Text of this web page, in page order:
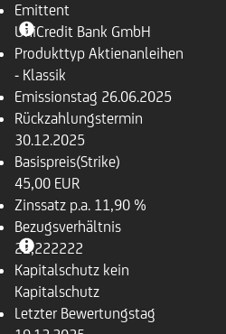
Emittent
UniCredit Bank GmbH
Produkttyp Aktienanleihen
- Klassik
Emissionstag 26.06.2025
Rückzahlungs­termin
30.12.2025
Basispreis(Strike)
45,00 EUR
Zinssatz p.a. 11,90 %
Bezugsverhältnis
22,222222
Kapitalschutz kein
Kapitalschutz
Letzter Bewertungstag